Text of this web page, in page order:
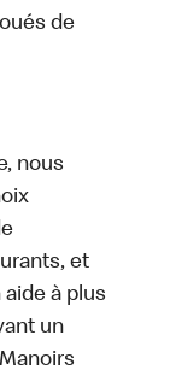
de
nous
et
à plus
un